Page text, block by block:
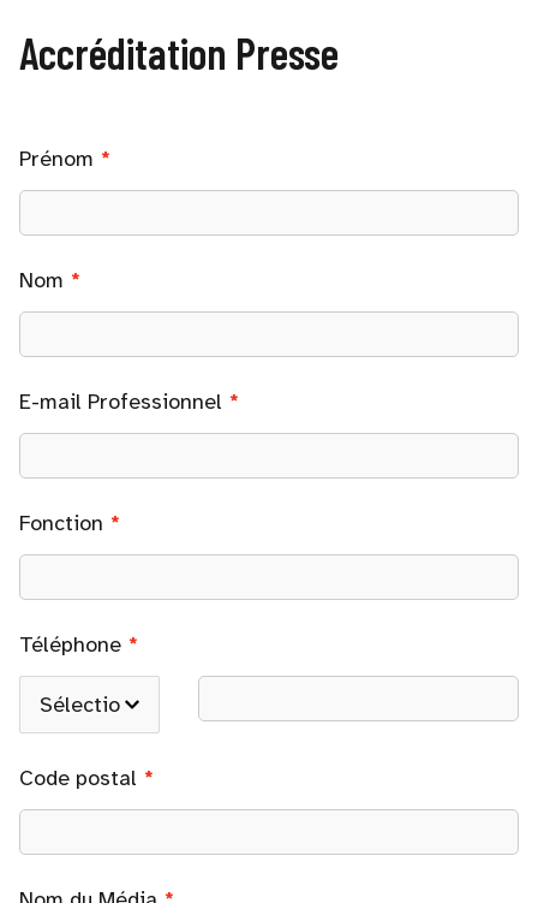
Accréditation Presse
Prénom
Nom
E-mail Professionnel
Fonction
Téléphone
Code postal